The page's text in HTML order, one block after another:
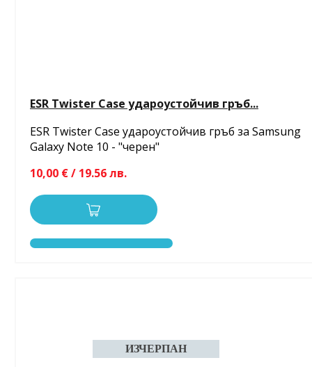
ESR Twister Case удароустойчив гръб...
ESR Twister Case удароустойчив гръб за Samsung
Galaxy Note 10 - "черен"
10,00 € / 19.56 лв.